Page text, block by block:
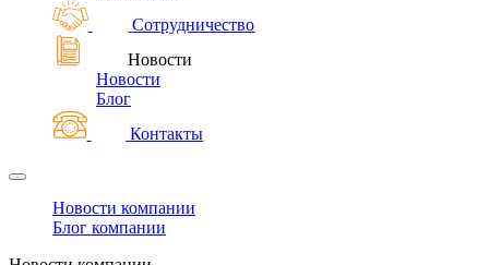
Сотрудничество
Новости
Новости
Блог
Контакты
Новости компании
Блог компании